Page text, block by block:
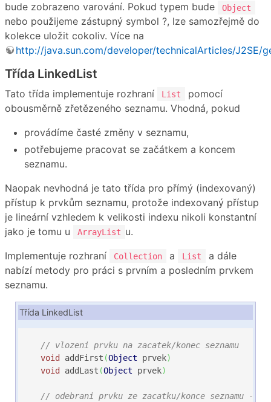
bude zobrazeno varování. Pokud typem bude
Object
nebo použijeme zástupný symbol ?, lze samozřejmě do
kolekce uložit cokoliv. Více na
http://java.sun.com/developer/technicalArticles/J2SE/
Třída LinkedList
Tato třída implementuje rozhraní List
pomocí
obousměrně zřetězeného seznamu. Vhodná, pokud
provádíme časté změny v seznamu,
potřebujeme pracovat se začátkem a koncem
seznamu.
Naopak nevhodná je tato třída pro přímý (indexovaný)
přístup k prvkům seznamu, protože indexovaný přístup
je lineární vzhledem k velikosti indexu nikoli konstantní
jako je tomu u
ArrayList u.
Implementuje rozhraní
Collection a List
a dále
nabízí metody pro práci s prvním a posledním prvkem
seznamu.
Třída LinkedList
// vlozeni prvku na zacatek/konec seznamu
void addFirst (Object prvek)
void addLast (Object prvek)
// odebrani prvku ze zacatku/konce seznamu -